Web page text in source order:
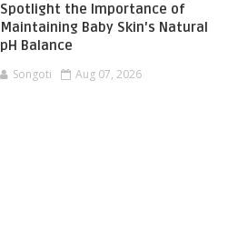
Spotlight the Importance of
Maintaining Baby Skin's Natural
pH Balance
Songoti Aug 07, 2026